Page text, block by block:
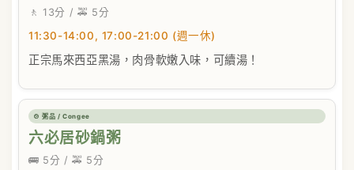
🚶 13分 / 🚕 5分
11:30-14:00, 17:00-21:00 (週一休)
正宗馬來西亞黑湯，肉骨軟嫩入味，可續湯！
🍲 粥品 / Congee
六必居砂鍋粥
🚌 5分 / 🚕 5分